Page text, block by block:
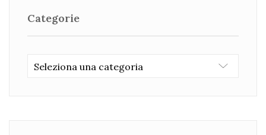
Categorie
Categorie